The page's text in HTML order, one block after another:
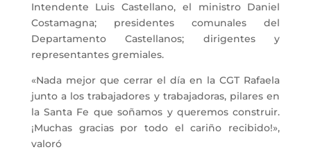
Intendente Luis Castellano, el ministro Daniel
Costamagna; presidentes comunales del
Departamento Castellanos; dirigentes y
representantes gremiales.
«Nada mejor que cerrar el día en la CGT Rafaela
junto a los trabajadores y trabajadoras, pilares en
la Santa Fe que soñamos y queremos construir.
¡Muchas gracias por todo el cariño recibido!»,
valoró